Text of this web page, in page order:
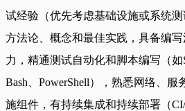
试经验（优先考虑基础设施或系统
方法论、概念和最佳实践，具备编
力，精通测试自动化和脚本编写（如
Bash、PowerShell），熟悉网络、
施组件，有持续集成和持续部署（